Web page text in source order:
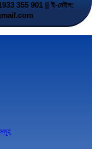
355 901 || ই-মেইল: